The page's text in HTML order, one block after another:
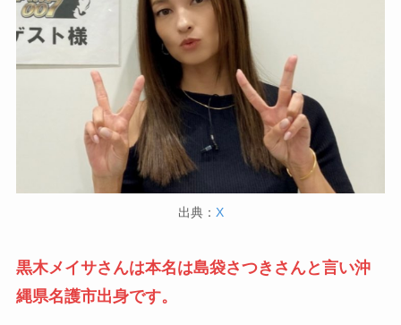
出典： X
黒木メイサさんは本名は島袋さつきさんと言い沖
縄県名護市出身です。